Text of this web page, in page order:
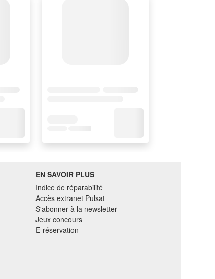
EN SAVOIR PLUS
Indice de réparabilité
Accès extranet Pulsat
S'abonner à la newsletter
Jeux concours
E-réservation